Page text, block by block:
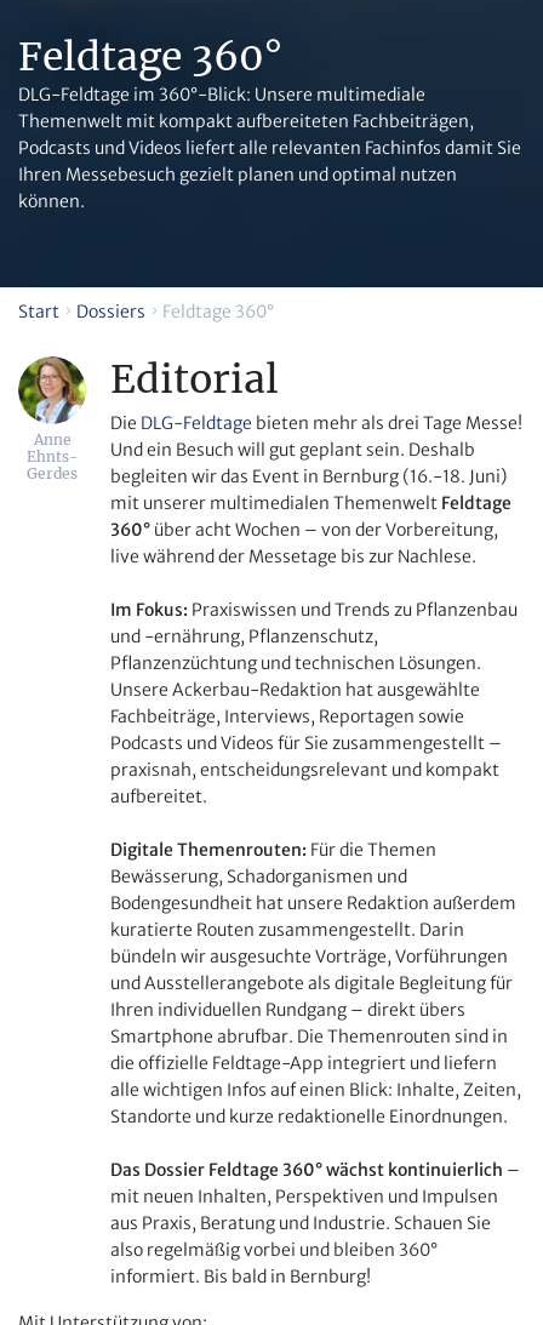
Feldtage 360°
DLG-Feldtage im 360°-Blick: Unsere multimediale
Themenwelt mit kompakt aufbereiteten Fachbeiträgen,
Podcasts und Videos liefert alle relevanten Fachinfos damit Sie
Ihren Messebesuch gezielt planen und optimal nutzen
können.
Start Dossiers Feldtage 360°
Anne
Ehnts-
Gerdes
Editorial
Die DLG-Feldtage bieten mehr als drei Tage Messe!
Und ein Besuch will gut geplant sein. Deshalb
begleiten wir das Event in Bernburg (16.-18. Juni)
mit unserer multimedialen Themenwelt Feldtage
360° über acht Wochen – von der Vorbereitung,
live während der Messetage bis zur Nachlese.
Im Fokus: Praxiswissen und Trends zu Pflanzenbau
und -ernährung, Pflanzenschutz,
Pflanzenzüchtung und technischen Lösungen.
Unsere Ackerbau-Redaktion hat ausgewählte
Fachbeiträge, Interviews, Reportagen sowie
Podcasts und Videos für Sie zusammengestellt –
praxisnah, entscheidungsrelevant und kompakt
aufbereitet.
Digitale Themenrouten: Für die Themen
Bewässerung, Schadorganismen und
Bodengesundheit hat unsere Redaktion außerdem
kuratierte Routen zusammengestellt. Darin
bündeln wir ausgesuchte Vorträge, Vorführungen
und Ausstellerangebote als digitale Begleitung für
Ihren individuellen Rundgang – direkt übers
Smartphone abrufbar. Die Themenrouten sind in
die offizielle Feldtage-App integriert und liefern
alle wichtigen Infos auf einen Blick: Inhalte, Zeiten,
Standorte und kurze redaktionelle Einordnungen.
Das Dossier Feldtage 360° wächst kontinuierlich –
mit neuen Inhalten, Perspektiven und Impulsen
aus Praxis, Beratung und Industrie. Schauen Sie
also regelmäßig vorbei und bleiben 360°
informiert. Bis bald in Bernburg!